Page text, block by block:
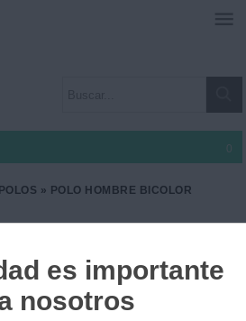
0
POLOS » POLO HOMBRE BICOLOR
POLO HOMBRE BICOLOR
MEZCLA M/C T/S-3XL
Ref. CA-K232